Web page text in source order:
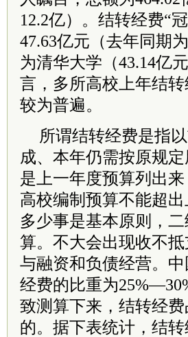
12.2亿）。结转经费“
47.63亿元（去年同期
为清华大学（43.14亿
言，多所高校上年结
较为普遍。
所谓结转经费是指
成、本年仍需按原规
是上一年度预算列出
高校编制预算不能超
多少事是基本原则，
算。不大会出现收不
与融资和负债经营。
经费的比重为
致测算下来，结转经
的。据下表统计，结